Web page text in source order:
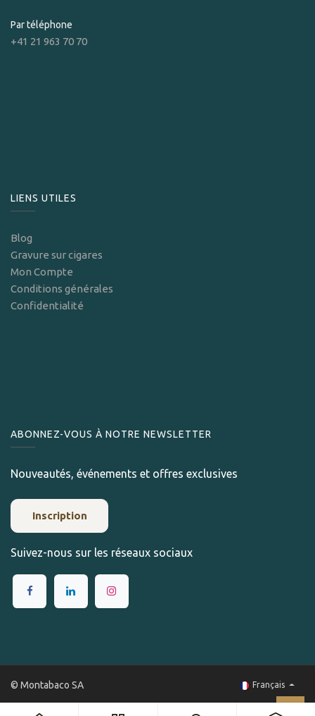
Par téléphone
+41 21 963 70 70
LIENS UTILES
Blog
Gravure sur cigares
Mon Compte
Conditions générales
Confidentialité
ABONNEZ-VOUS À NOTRE NEWSLETTER
Nouveautés, événements et offres exclusives
Inscription
Suivez-nous sur les réseaux sociaux
© Montabaco SA Français